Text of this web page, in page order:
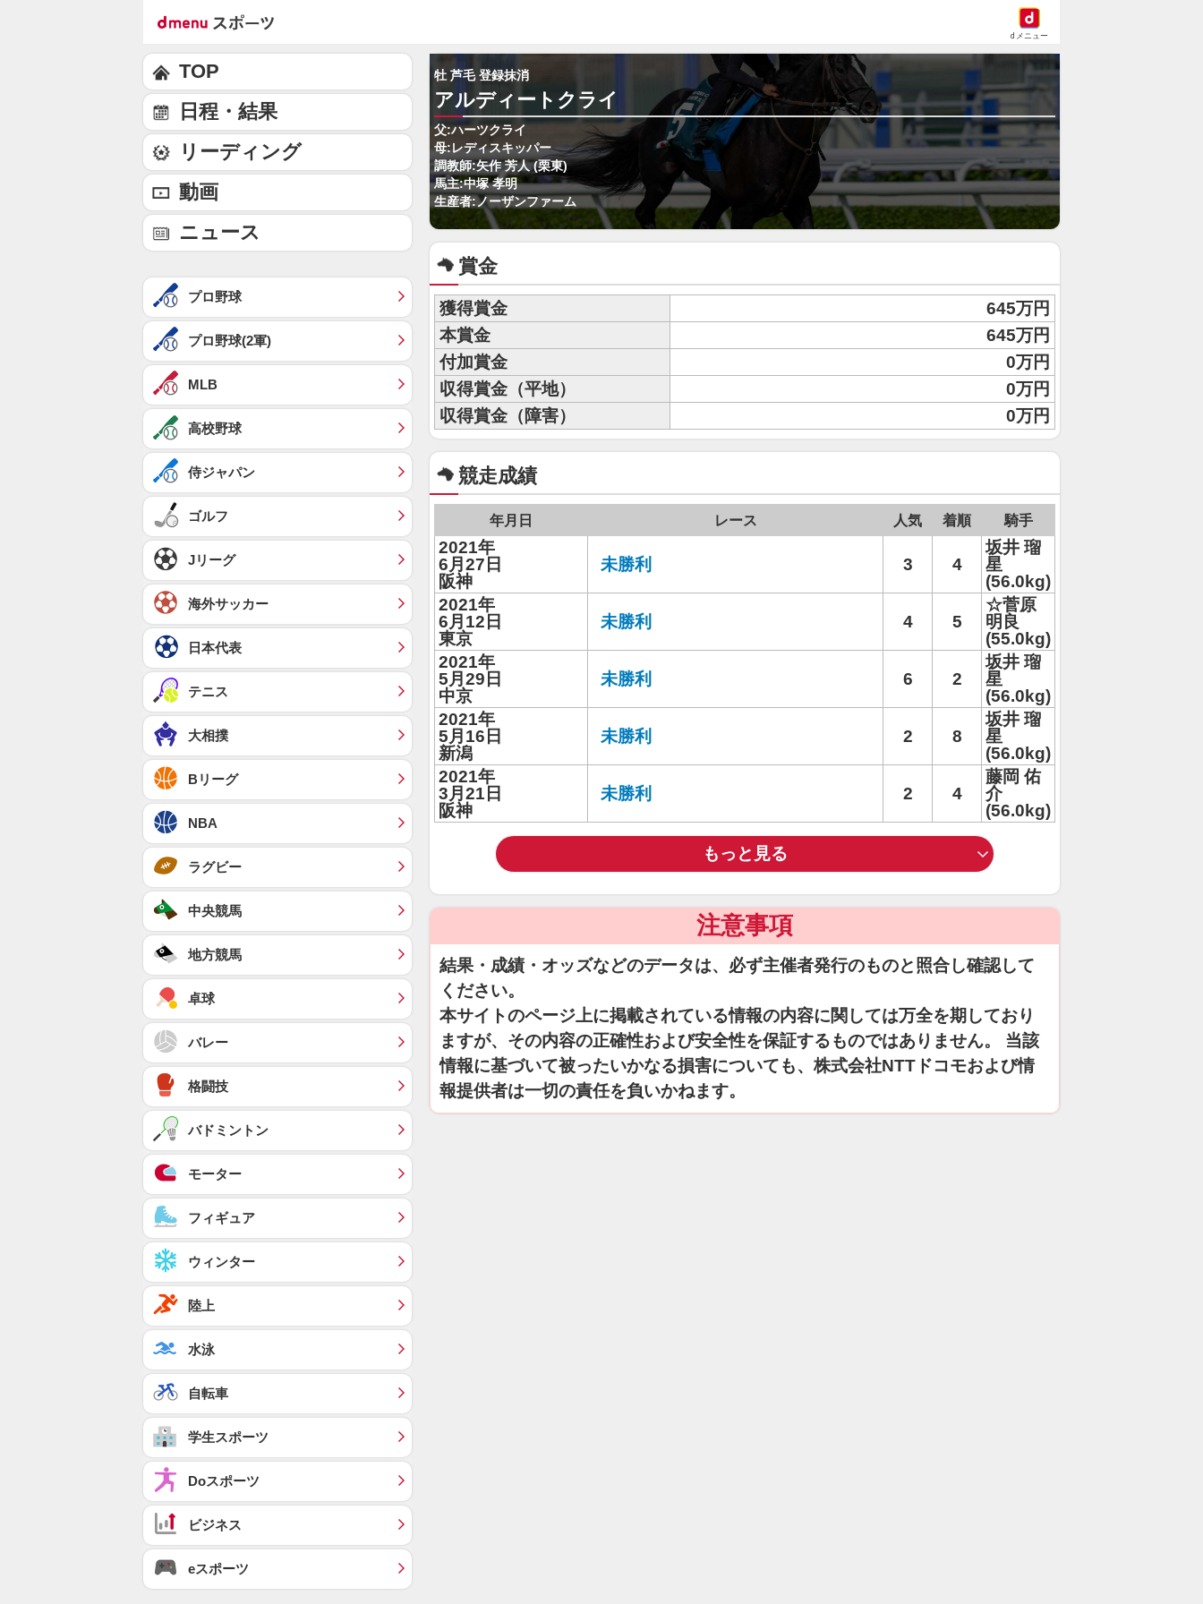
dメニュー
牡 芦毛 登録抹消
アルディートクライ
父:ハーツクライ
母:レディスキッパー
調教師:矢作 芳人 (栗東)
馬主:中塚 孝明
生産者:ノーザンファーム
賞金
獲得賞金
645万円
本賞金
645万円
付加賞金
0万円
収得賞金（平地）
0万円
収得賞金（障害）
0万円
競走成績
年月日 レース 人気 着順 騎手
2021年
6月27日
阪神
未勝利 3 4
坂井 瑠
星
(56.0kg)
2021年
6月12日
東京
未勝利 4 5
☆菅原
明良
(55.0kg)
2021年
5月29日
中京
未勝利 6 2
坂井 瑠
星
(56.0kg)
2021年
5月16日
新潟
未勝利 2 8
坂井 瑠
星
(56.0kg)
2021年
3月21日
阪神
未勝利 2 4
藤岡 佑
介
(56.0kg)
もっと見る
注意事項
結果・成績・オッズなどのデータは、必ず主催者発行のものと照合し確認して
ください。
本サイトのページ上に掲載されている情報の内容に関しては万全を期しており
ますが、その内容の正確性および安全性を保証するものではありません。 当該
情報に基づいて被ったいかなる損害についても、株式会社NTTドコモおよび情
報提供者は一切の責任を負いかねます。
TOP
日程・結果
リーディング
動画
ニュース
プロ野球
プロ野球(2軍)
MLB
高校野球
侍ジャパン
ゴルフ
Jリーグ
海外サッカー
日本代表
テニス
大相撲
Bリーグ
NBA
ラグビー
中央競馬
地方競馬
卓球
バレー
格闘技
バドミントン
モーター
フィギュア
ウィンター
陸上
水泳
自転車
学生スポーツ
Doスポーツ
ビジネス
eスポーツ